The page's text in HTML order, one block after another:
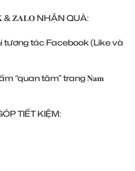
& 𝐙𝐀𝐋𝐎 NHẬN QUÀ:
tương tác Facebook (Like và
“quan tâm” trang 𝐍𝐚𝐦
TIẾT KIỆM: